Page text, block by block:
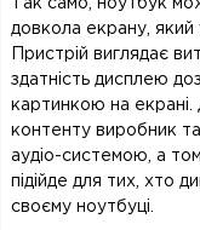
Так само, ноутбук
довкола екрану, який
Пристрій виглядає
здатність дисплею
картинкою на екрані.
контенту виробник
аудіо-системою, а
підійде для тих, хто
своєму ноутбуці.